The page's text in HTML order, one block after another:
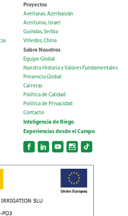
Proyectos
Avellanas, Azerbaiyán
Aceitunas, Israel
Guindas, Serbia
Viñedos, China
Sobre Nosotros
Equipo Global
Nuestra Historia y Valores Fundamentales
Presencia Global
Carreras
Política de Calidad
Política de Privacidad
Contacto
Inteligencia de Riego
Experiencias desde el Campo